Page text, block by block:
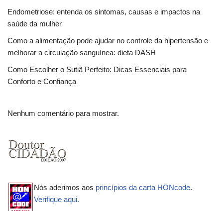
Endometriose: entenda os sintomas, causas e impactos na
saúde da mulher
Como a alimentação pode ajudar no controle da hipertensão e
melhorar a circulação sanguínea: dieta DASH
Como Escolher o Sutiã Perfeito: Dicas Essenciais para
Conforto e Confiança
Nenhum comentário para mostrar.
Nós aderimos aos princípios da carta HONcode.
Verifique aqui.